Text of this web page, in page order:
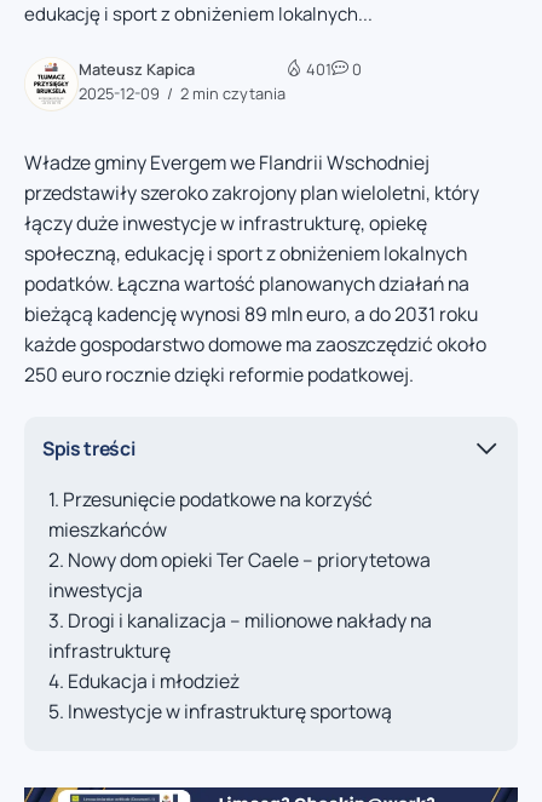
edukację i sport z obniżeniem lokalnych...
Mateusz Kapica
2025-12-09
2 min czytania
401 0
Władze gminy Evergem we Flandrii Wschodniej
przedstawiły szeroko zakrojony plan wieloletni, który
łączy duże inwestycje w infrastrukturę, opiekę
społeczną, edukację i sport z obniżeniem lokalnych
podatków. Łączna wartość planowanych działań na
bieżącą kadencję wynosi 89 mln euro, a do 2031 roku
każde gospodarstwo domowe ma zaoszczędzić około
250 euro rocznie dzięki reformie podatkowej.
Spis treści
Przesunięcie podatkowe na korzyść
mieszkańców
Nowy dom opieki Ter Caele – priorytetowa
inwestycja
Drogi i kanalizacja – milionowe nakłady na
infrastrukturę
Edukacja i młodzież
Inwestycje w infrastrukturę sportową